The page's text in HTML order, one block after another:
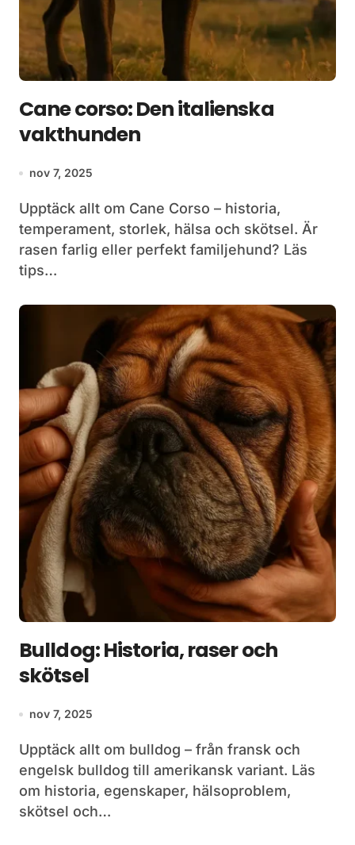
Cane corso: Den italienska
vakthunden
nov 7, 2025
Upptäck allt om Cane Corso – historia,
temperament, storlek, hälsa och skötsel. Är
rasen farlig eller perfekt familjehund? Läs
tips…
Bulldog: Historia, raser och
skötsel
nov 7, 2025
Upptäck allt om bulldog – från fransk och
engelsk bulldog till amerikansk variant. Läs
om historia, egenskaper, hälsoproblem,
skötsel och…